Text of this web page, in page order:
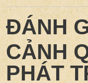
ĐÁNH
CẢNH
PHÁT